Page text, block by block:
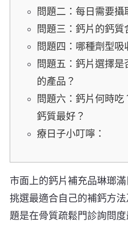
問題二：每日需要攝
問題三：鈣片的鈣質
問題四：哪種劑型吸
問題五：鈣片選擇是
的產品？
問題六：鈣片何時
鈣質最好？
療日子小叮嚀：
市面上的鈣片補充品琳瑯
挑選最適合自己的補鈣方
題是在骨質疏鬆門診詢問